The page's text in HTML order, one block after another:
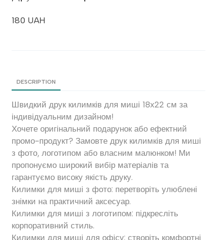
180 UAH
DESCRIPTION
Швидкий друк килимків для миші 18х22 см за
індивідуальним дизайном!
Хочете оригінальний подарунок або ефектний
промо-продукт? Замовте друк килимків для миші
з фото, логотипом або власним малюнком! Ми
пропонуємо широкий вибір матеріалів та
гарантуємо високу якість друку.
Килимки для миші з фото: перетворіть улюблені
знімки на практичний аксесуар.
Килимки для миші з логотипом: підкресліть
корпоративний стиль.
Килимки для миші для офісу: створіть комфортні